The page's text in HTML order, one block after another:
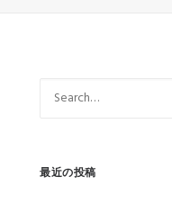
最近の投稿